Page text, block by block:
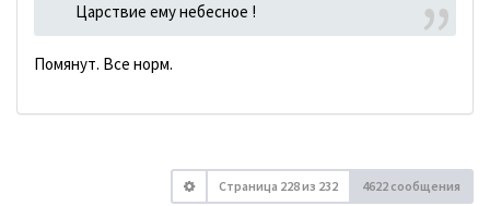
Царствие ему небесное !
Помянут. Все норм.
Страница 228из 232 4622 сообщения